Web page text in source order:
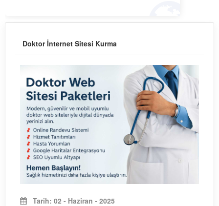
Doktor İnternet Sitesi Kurma
Tarih: 02 - Haziran - 2025